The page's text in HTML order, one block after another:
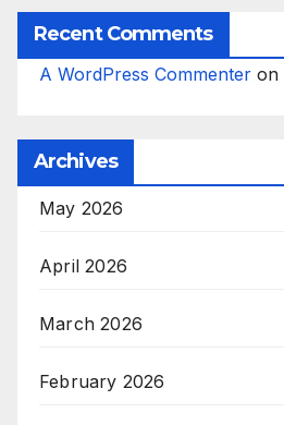
Recent Comments
A WordPress Commenter on
Archives
May 2026
April 2026
March 2026
February 2026